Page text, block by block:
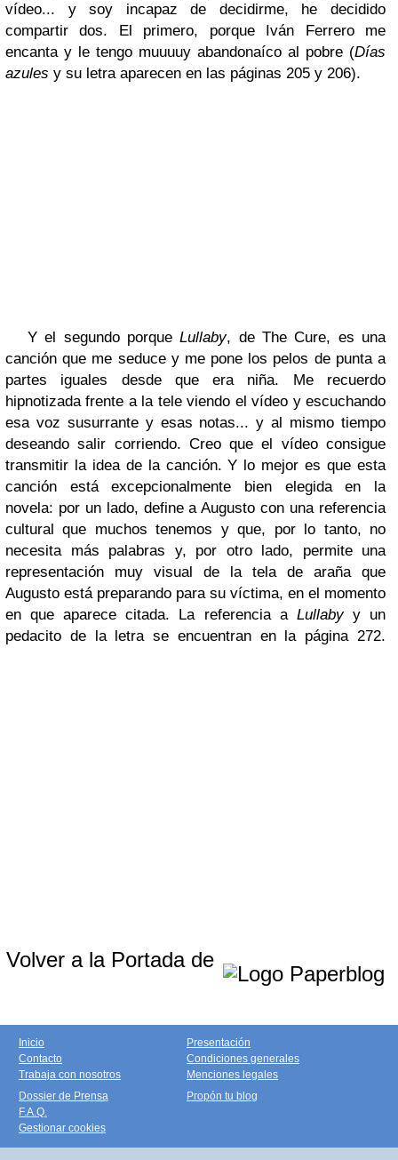
vídeo... y soy incapaz de decidirme, he decidido
compartir dos. El primero, porque Iván Ferrero me
encanta y le tengo muuuuy abandonaíco al pobre (Días
azules y su letra aparecen en las páginas 205 y 206).
Y el segundo porqueLullaby, de The Cure, es una
canción que me seduce y me pone los pelos de punta a
partes iguales desde que era niña. Me recuerdo
hipnotizada frente a la tele viendo el vídeo y escuchando
esa voz susurrante y esas notas... y al mismo tiempo
deseando salir corriendo. Creo que el vídeo consigue
transmitir la idea de la canción. Y lo mejor es que esta
canción está excepcionalmente bien elegida en la
novela: por un lado, define a Augusto con una referencia
cultural que muchos tenemos y que, por lo tanto, no
necesita más palabras y, por otro lado, permite una
representación muy visual de la tela de araña que
Augusto está preparando para su víctima, en el momento
en que aparece citada. La referencia a Lullabyy un
pedacito de la letra se encuentran en la página 272.
Volver a la Portada de
Inicio
Contacto
Trabaja con nosotros
Presentación
Condiciones generales
Menciones legales
Dossier de Prensa
F.A.Q.
Gestionar cookies
Propón tu blog